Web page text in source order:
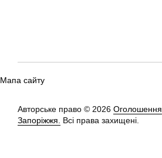
Мапа сайту
Авторське право © 2026 Оголошення
Запоріжжя.
Всі права захищені.